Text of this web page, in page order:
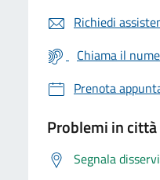
Richiedi
Chiama il
Prenota
Problemi in città
Segnala